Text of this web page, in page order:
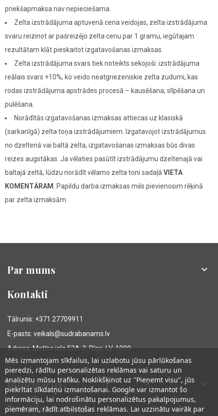
priekšapmaksa nav nepieciešama.
Zelta izstrādājuma aptuvenā cena veidojas, zelta izstrādājuma
svaru reizinot ar pašreizējo zelta cenu par 1 gramu, iegūtajam
rezultātam klāt pieskaitot izgatavošanas izmaksas.
Zelta izstrādājuma svars tiek noteikts sekojoši: izstrādājuma
reālais svars +10%, ko veido neatgriezeniskie zelta zudumi, kas
rodas izstrādājuma apstrādes procesā – kausēšana, slīpēšana un
pulēšana.
Norādītās izgatavošanas izmaksas attiecas uz klasiskā
(sarkanīgā) zelta toņa izstrādājumiem. Izgatavojot izstrādājumus
no dzeltenā vai baltā zelta, izgatavošanas izmaksas būs divas
reizes augstākas. Ja vēlaties pasūtīt izstrādājumu dzeltenajā vai
baltajā zeltā, lūdzu norādīt vēlamo zelta toni sadaļā VIETA
KOMENTĀRAM . Papildu darba izmaksas mēs pievienosim rēķinā
par zelta izmaksām.
Par mums 
Kontakti
Tālrunis: +371 27709911
E-pasts: veikals@sudrabanams.lv
Adrese: Matīsa iela 52A-2, Rīga, LV-1009
Informācija
Norēķinu iespējas
Mēs izmantojam sīkfailus, lai uzlabotu jūsu pārlūkošanas
pieredzi, rādītu personalizētas reklāmas vai saturu un
analizētu mūsu trafiku. Noklikšķinot uz "Pieņemt visu", jūs
piekrītat sīkdatņu izmantošanai. Google var izmantot šo
informāciju, lai nodrošinātu personalizētus pakalpojumus,
piemēram, rādīt atbilstošas reklāmas. Lai uzzinātu vairāk par